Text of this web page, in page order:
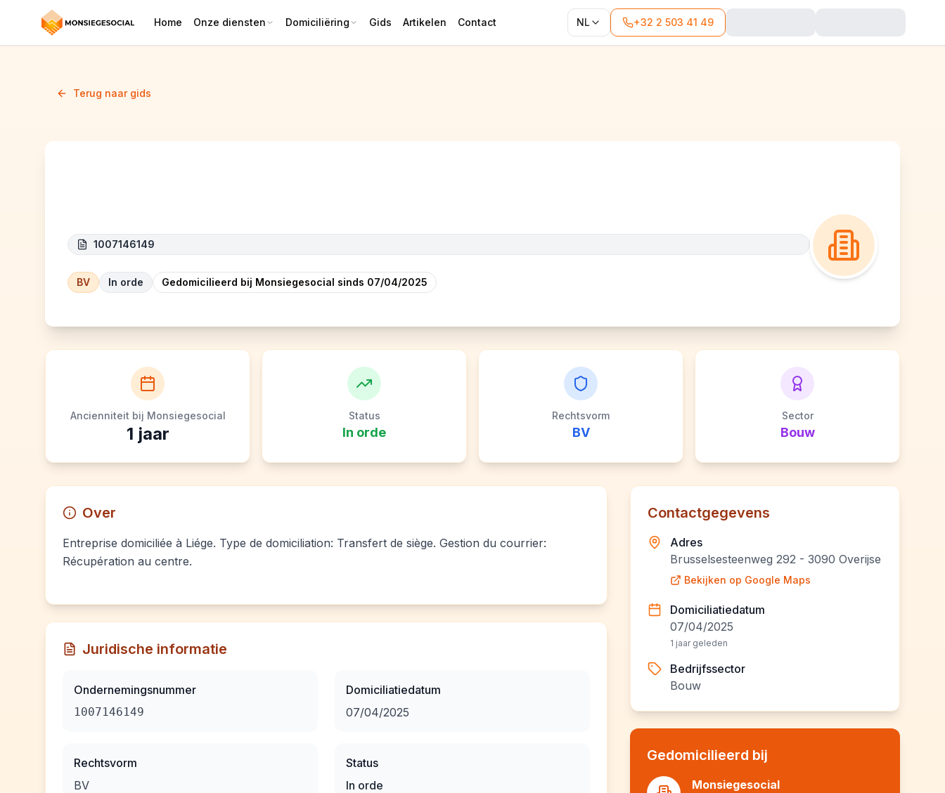
Home Onze diensten Domiciliëring Gids Artikelen Contact NL +32 2 503 41 49
Terug naar gids
1007146149
BV In orde Gedomicilieerd bij Monsiegesocial sinds 07/04/2025
Ancienniteit bij Monsiegesocial
1 jaar
Status
In orde
Rechtsvorm
BV
Sector
Bouw
Over
Entreprise domiciliée à Liége. Type de domiciliation: Transfert de siège. Gestion du courrier:
Récupération au centre.
Juridische informatie
Ondernemingsnummer
1007146149
Rechtsvorm
BV
Domiciliatiedatum
07/04/2025
Status
In orde
Contactgegevens
Adres
Brusselsesteenweg 292 - 3090 Overijse
Bekijken op Google Maps
Domiciliatiedatum
07/04/2025
1 jaar geleden
Bedrijfssector
Bouw
Gedomicilieerd bij
Monsiegesocial